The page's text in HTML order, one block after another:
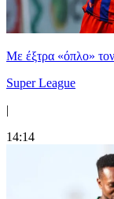
Mε έξτρα «όπλο»
Super League
|
14:14